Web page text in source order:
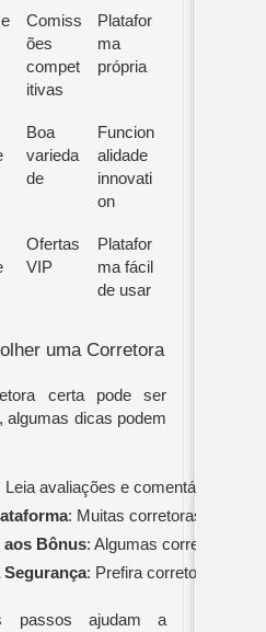
Comiss
ões
compet
itivas
Platafor
ma
própria
Boa
varieda
de
Funcion
alidade
innovati
on
Ofertas
VIP
Platafor
ma fácil
de usar
uma Corretora
certa pode ser
algumas dicas podem
Leia avaliações e comentários de
: Muitas corretoras
aos Bônus: Algumas corretoras
Segurança: Prefira corretoras com
passos ajudam a